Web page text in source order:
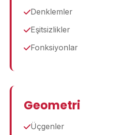
Denklemler
Eşitsizlikler
Fonksiyonlar
Geometri
Üçgenler